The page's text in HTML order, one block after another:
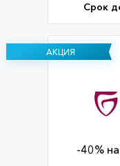
Срок
АКЦИЯ
-40%